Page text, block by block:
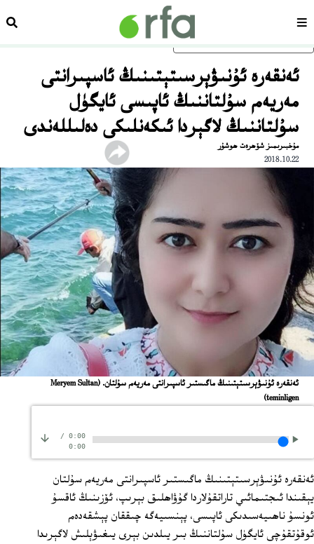
ئاساسلىق مەزمۇنغا ئاتلاڭسەھىپە
ئەنقەرە ئۇنىۋېرسىتېتىنىڭ ئاسپىرانتى
مەريەم سۇلتاننىڭ ئاپىسى ئايگۈل
سۇلتاننىڭ لاگېردا ئىكەنلىكى دەلىللەندى
مۇخبىرىمىز شۆھرەت ھوشۇر
2018.10.22
ئەنقەرە ئۇنىۋېرسىتېتىنىڭ ماگىستىر ئاسپىرانتى مەريەم سۇلتان. (Meryem Sultan
teminligen)
0:00
/
0:00
ئەنقەرە ئۇنىۋېرسىتېتىنىڭ ماگىستىر ئاسپىرانتى مەريەم سۇلتان
يېقىندا ئىجتىمائىي تاراتقۇلاردا گۇۋاھلىق بېرىپ، ئۆزىنىڭ ئاقسۇ
ئونسۇ ناھىيەسىدىكى ئاپىسى، پېنسىيەگە چىققان پېشقەدەم
ئوقۇتقۇچى ئايگۈل سۇلتاننىڭ بىر يىلدىن بېرى يىغىۋېلىش لاگېرىدا